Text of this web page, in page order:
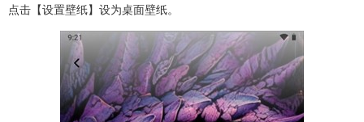
点击【设置壁纸】设为桌面壁纸。